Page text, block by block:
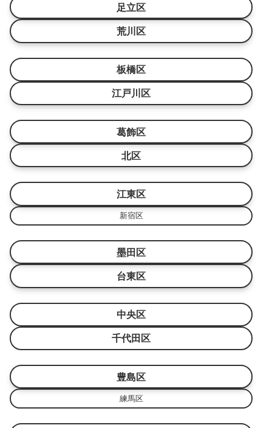
足立区
荒川区
板橋区
江戸川区
葛飾区
北区
江東区
新宿区
墨田区
台東区
中央区
千代田区
豊島区
練馬区